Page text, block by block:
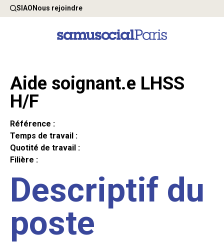
SIAONous rejoindre
Aide soignant.e LHSS
H/F
Référence :
Temps de travail :
Quotité de travail :
Filière :
Descriptif du
poste